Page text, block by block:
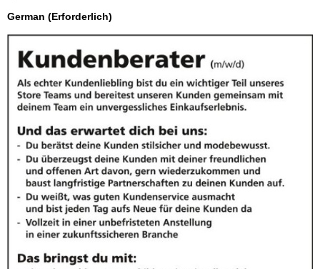
German (Erforderlich)